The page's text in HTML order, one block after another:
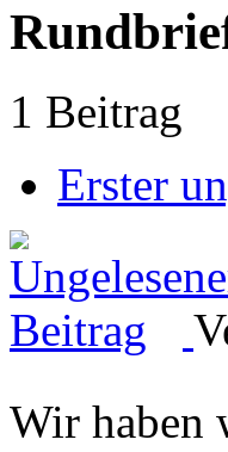
1 Beitrag
Erster
Wir haben